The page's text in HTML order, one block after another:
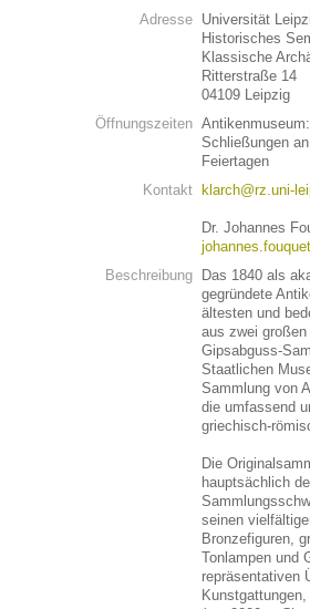
Adresse Universität
Historisches
Klassische
Ritterstraße 14
04109 Leipzig
Öffnungszeiten
Schließungen
Feiertagen
Kontakt
klarch@rz.uni-
Dr. Johannes
Beschreibung
Das 1840 als
gegründete
ältesten und
aus zwei
Gipsabguss-
Staatlichen
Sammlung von
die umfassend
griechisch-
Die
hauptsächlich
seinen
Bronzefiguren,
Tonlampen und
repräsentativen